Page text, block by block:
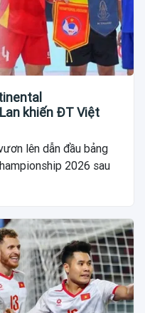
khiến ĐT Việt
lên dẫn đầu bảng
2026 sau